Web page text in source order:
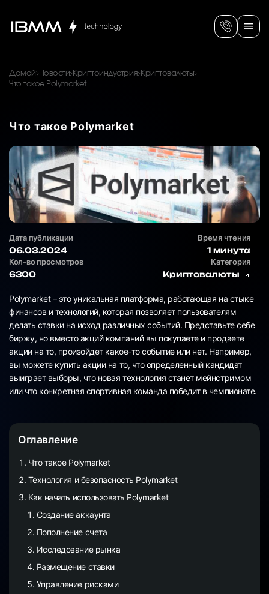
Домой Новости Криптоиндустрия Криптовалюты
Что такое Polymarket
Что такое Polymarket
Дата публикации
06.03.2024
Время чтения
1 минута
Кол-во просмотров
6300
Категория
Криптовалюты
Polymarket – это уникальная платформа, работающая на стыке
финансов и технологий, которая позволяет пользователям
делать ставки на исход различных событий. Представьте себе
биржу, но вместо акций компаний вы покупаете и продаете
акции на то, произойдет какое-то событие или нет. Например,
вы можете купить акции на то, что определенный кандидат
выиграет выборы, что новая технология станет мейнстримом
или что конкретная спортивная команда победит в чемпионате.
Оглавление
Что такое Polymarket
Технология и безопасность Polymarket
Как начать использовать Polymarket
Создание аккаунта
Пополнение счета
Исследование рынка
Размещение ставки
Управление рисками